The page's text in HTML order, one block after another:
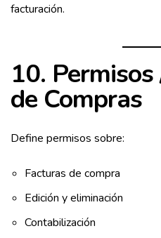
facturación.
10.
de Compras
Define permisos sobre:
Facturas de compra
Edición y eliminación
Contabilización